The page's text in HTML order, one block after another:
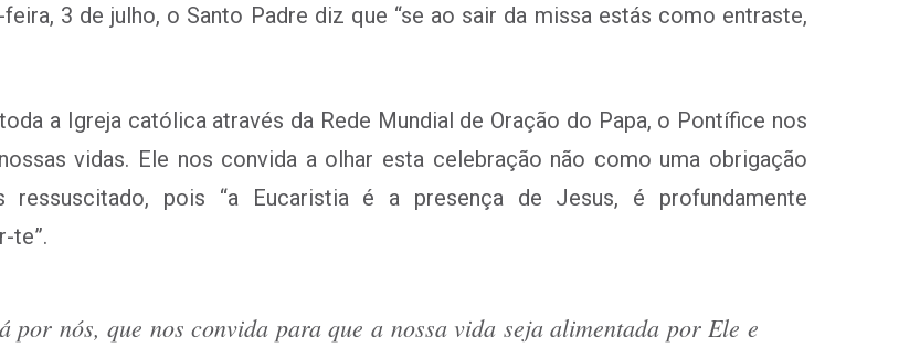
3 de julho, o Santo Padre diz que “se ao sair da missa estás como entraste,
a Igreja católica através da Rede Mundial de Oração do Papa, o Pontífice nos
vidas. Ele nos convida a olhar esta celebração não como uma obrigação
pois “a Eucaristia é a presença de Jesus, é profundamente
te”.
por nós, que nos convida para que a nossa vida seja alimentada por Ele e